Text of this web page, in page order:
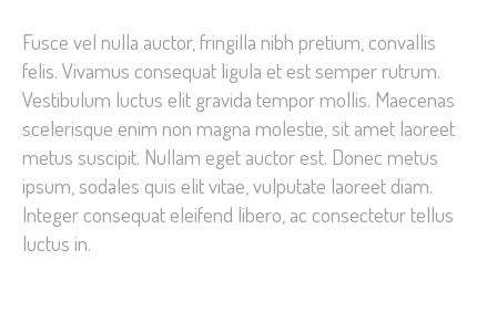
Fusce vel nulla auctor, fringilla nibh pretium, convallis
felis. Vivamus consequat ligula et est semper rutrum.
Vestibulum luctus elit gravida tempor mollis. Maecenas
scelerisque enim non magna molestie, sit amet laoreet
metus suscipit. Nullam eget auctor est. Donec metus
ipsum, sodales quis elit vitae, vulputate laoreet diam.
Integer consequat eleifend libero, ac consectetur tellus
luctus in.